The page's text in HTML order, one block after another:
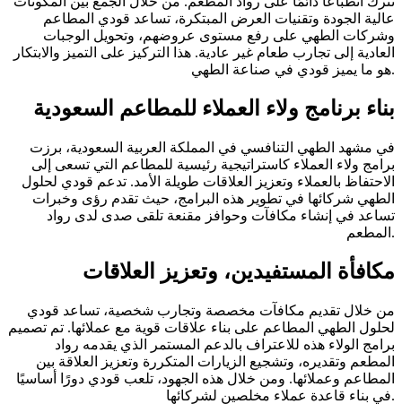
عالية الجودة وتقنيات العرض المبتكرة، تساعد قودي المطاعم
وشركات الطهي على رفع مستوى عروضهم، وتحويل الوجبات
العادية إلى تجارب طعام غير عادية. هذا التركيز على التميز والابتكار
هو ما يميز قودي في صناعة الطهي.
بناء برنامج ولاء العملاء للمطاعم السعودية
في مشهد الطهي التنافسي في المملكة العربية السعودية، برزت
برامج ولاء العملاء كاستراتيجية رئيسية للمطاعم التي تسعى إلى
الاحتفاظ بالعملاء وتعزيز العلاقات طويلة الأمد. تدعم قودي لحلول
الطهي شركائها في تطوير هذه البرامج، حيث تقدم رؤى وخبرات
تساعد في إنشاء مكافآت وحوافز مقنعة تلقى صدى لدى رواد
المطعم.
مكافأة المستفيدين، وتعزيز العلاقات
من خلال تقديم مكافآت مخصصة وتجارب شخصية، تساعد قودي
لحلول الطهي المطاعم على بناء علاقات قوية مع عملائها. تم تصميم
برامج الولاء هذه للاعتراف بالدعم المستمر الذي يقدمه رواد
المطعم وتقديره، وتشجيع الزيارات المتكررة وتعزيز العلاقة بين
المطاعم وعملائها. ومن خلال هذه الجهود، تلعب قودي دورًا أساسيًا
في بناء قاعدة عملاء مخلصين لشركائها.